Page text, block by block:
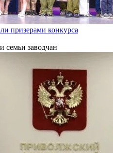
призерами конкурса
семьи заводчан